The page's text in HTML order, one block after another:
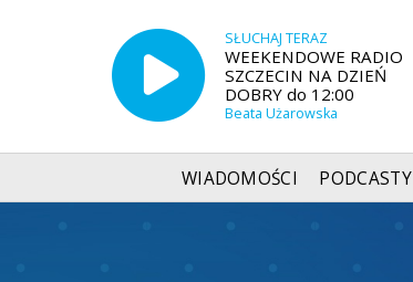
SŁUCHAJ TERAZ
WEEKENDOWE RADIO
SZCZECIN NA DZIEŃ
DOBRY do 12:00
Beata Użarowska
WIADOMOŚCI PODCASTY